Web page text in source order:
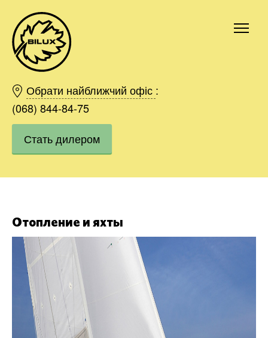
Обрати найближчий офіс :
(068) 844-84-75
Стать дилером
Отопление и яхты
Киев
Харьков
Одесса
Днепр
Ивано-Франковск
Область
Заказать